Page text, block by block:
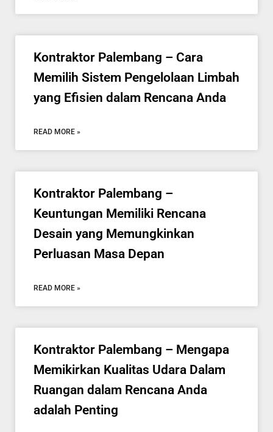
Kontraktor Palembang – Cara
Memilih Sistem Pengelolaan Limbah
yang Efisien dalam Rencana Anda
READ MORE »
Kontraktor Palembang –
Keuntungan Memiliki Rencana
Desain yang Memungkinkan
Perluasan Masa Depan
READ MORE »
Kontraktor Palembang – Mengapa
Memikirkan Kualitas Udara Dalam
Ruangan dalam Rencana Anda
adalah Penting